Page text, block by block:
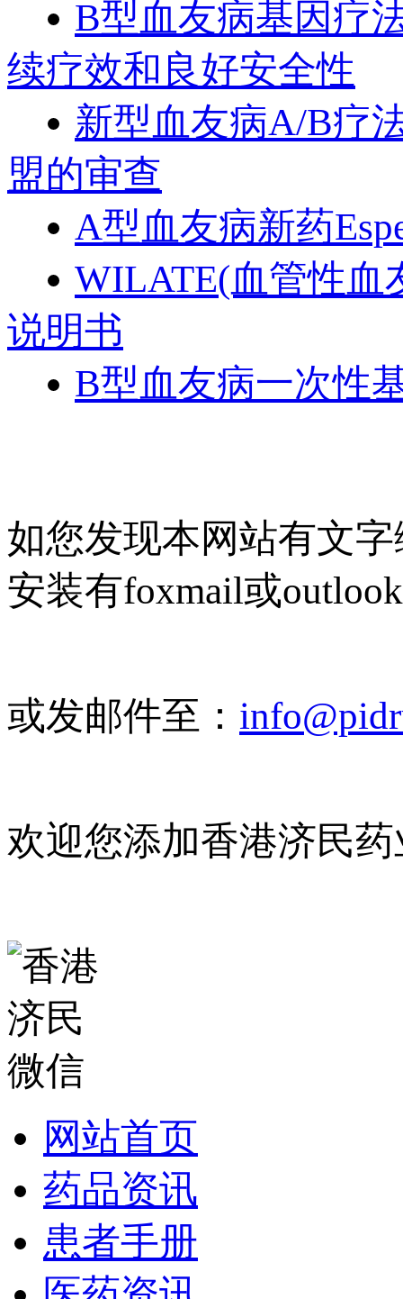
B型血友病基因疗
续疗效和良好安全性
新型血友病A/B疗
盟的审查
A型血友病新药
WILATE(血管性
说明书
B型血友病一次性
如您发现本网站有文
安装有foxmail或
或发邮件至：
欢迎您添加香港济民
网站首页
药品资讯
患者手册